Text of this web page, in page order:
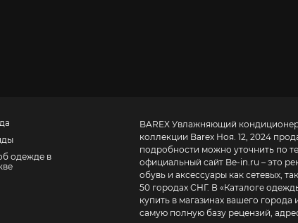
одежде в
BAREX Увлажняющий кондиционер
коллекции Barex Ноя. 12, 2024
подробности можно уточнить по
официальный сайт Be-in.ru – это
обувь и аксессуары как сетевых,
50 городах СНГ. В «Каталоге
купить в магазинах вашего города
самую полную базу рецензий, адресов и